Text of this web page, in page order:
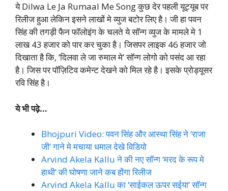
ये Dilwa Le Ja Rumaal Me Song कुछ देर पहली यूट्यूब पर
रिलीज हुआ लेकिन इसने लाखों मे व्युज बटोर लिए है। जी हा पवन
सिंह की तगड़ी फैन फॉलोइंग के चलते ये सॉन्ग व्युज के मामले मे 1
लाख 43 हजार को पार कर चुका है। जिसपर लाइक 46 हजार जो
दिखाता है कि, ‘दिलवा ले जा रुमाल मे’ सॉन्ग लोगो को पसंद आ रहा
है। जिस पर पॉज़िटिव कमेन्ट देखने को मिल रहे है। इसके प्रोड्यूसर
रवि सिंह है।
ये भी पढ़े…
Bhojpuri Video: पवन सिंह और आस्था सिंह ने ‘राजा
जी’ गाने मे मचाया धमाल देखे विडियो
Arvind Akela Kallu ने की नए सॉन्ग ‘मरद के रूप मे
हाथी’ की घोषणा जाने कब होंगा रिलीज
Arvind Akela Kallu का ‘साईकल ऊपर सईया’ सॉन्ग